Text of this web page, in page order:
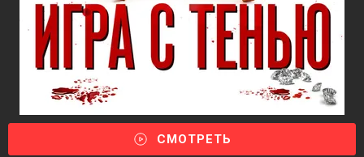
СМОТРЕТЬ